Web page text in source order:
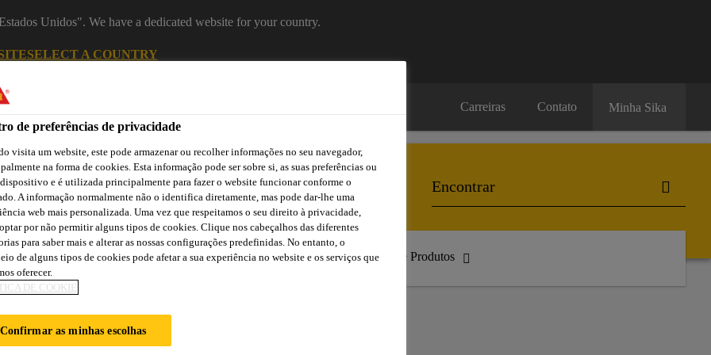
Unidos". We have a dedicated website for your country.
SELECT A COUNTRY
Carreiras Contato Minha Sika
Atendimento Técnico Indústria Centro de Downloads Catálogo de Produtos
de preferências de privacidade
visita um website, este pode armazenar ou recolher informações no seu navegador,
na forma de cookies. Esta informação pode ser sobre si, as suas preferências ou
e é utilizada principalmente para fazer o website funcionar conforme o
A informação normalmente não o identifica diretamente, mas pode dar-lhe uma
web mais personalizada. Uma vez que respeitamos o seu direito à privacidade,
por não permitir alguns tipos de cookies. Clique nos cabeçalhos das diferentes
para saber mais e alterar as nossas configurações predefinidas. No entanto, o
de alguns tipos de cookies pode afetar a sua experiência no website e os serviços que
oferecer.
DE COOKIE
Confirmar as minhas escolhas